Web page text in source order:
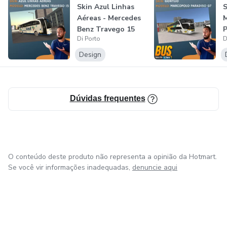
Atualmente, segue sua vida como criador de conteúdo
digital.
Skin Azul Linhas
Aéreas - Mercedes
Benz Travego 15
SHD 2011
Di Porto
Design
Dúvidas frequentes
O conteúdo deste produto não representa a opinião da Hotmart.
Se você vir informações inadequadas, denuncie aqui